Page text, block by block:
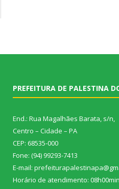
PREFEITURA DE PALESTINA
End.: Rua Magalhães Barata, s/n,
Centro – Cidade – PA
CEP: 68535-000
Fone: (94) 99293-7413
E-mail:
Horário de atendimento: